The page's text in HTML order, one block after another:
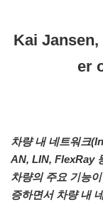
Kai
er
차량 내 네트워크
AN, LIN, FlexRay
차량의 주요 기능
증하면서 차량 내